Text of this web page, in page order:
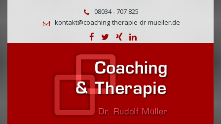
08034 - 707 825
kontakt@coaching-therapie-dr-mueller.de